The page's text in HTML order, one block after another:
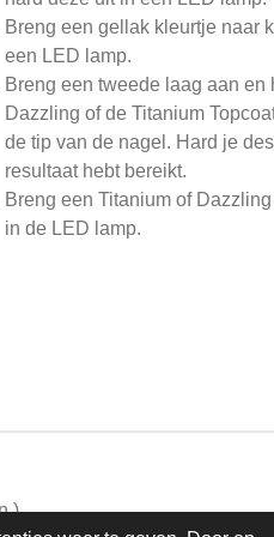
Breng een gellak kleurtje naar
een LED lamp.
Breng een tweede laag aan en
Dazzling of de Titanium
de tip van de nagel. Hard je
resultaat hebt bereikt.
Breng een Titanium of
in de LED lamp.
)